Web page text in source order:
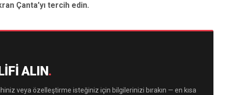
Çanta’yı tercih edin.
ALIN.
veya özelleştirme isteğiniz için bilgilerinizi bırakın — en kısa